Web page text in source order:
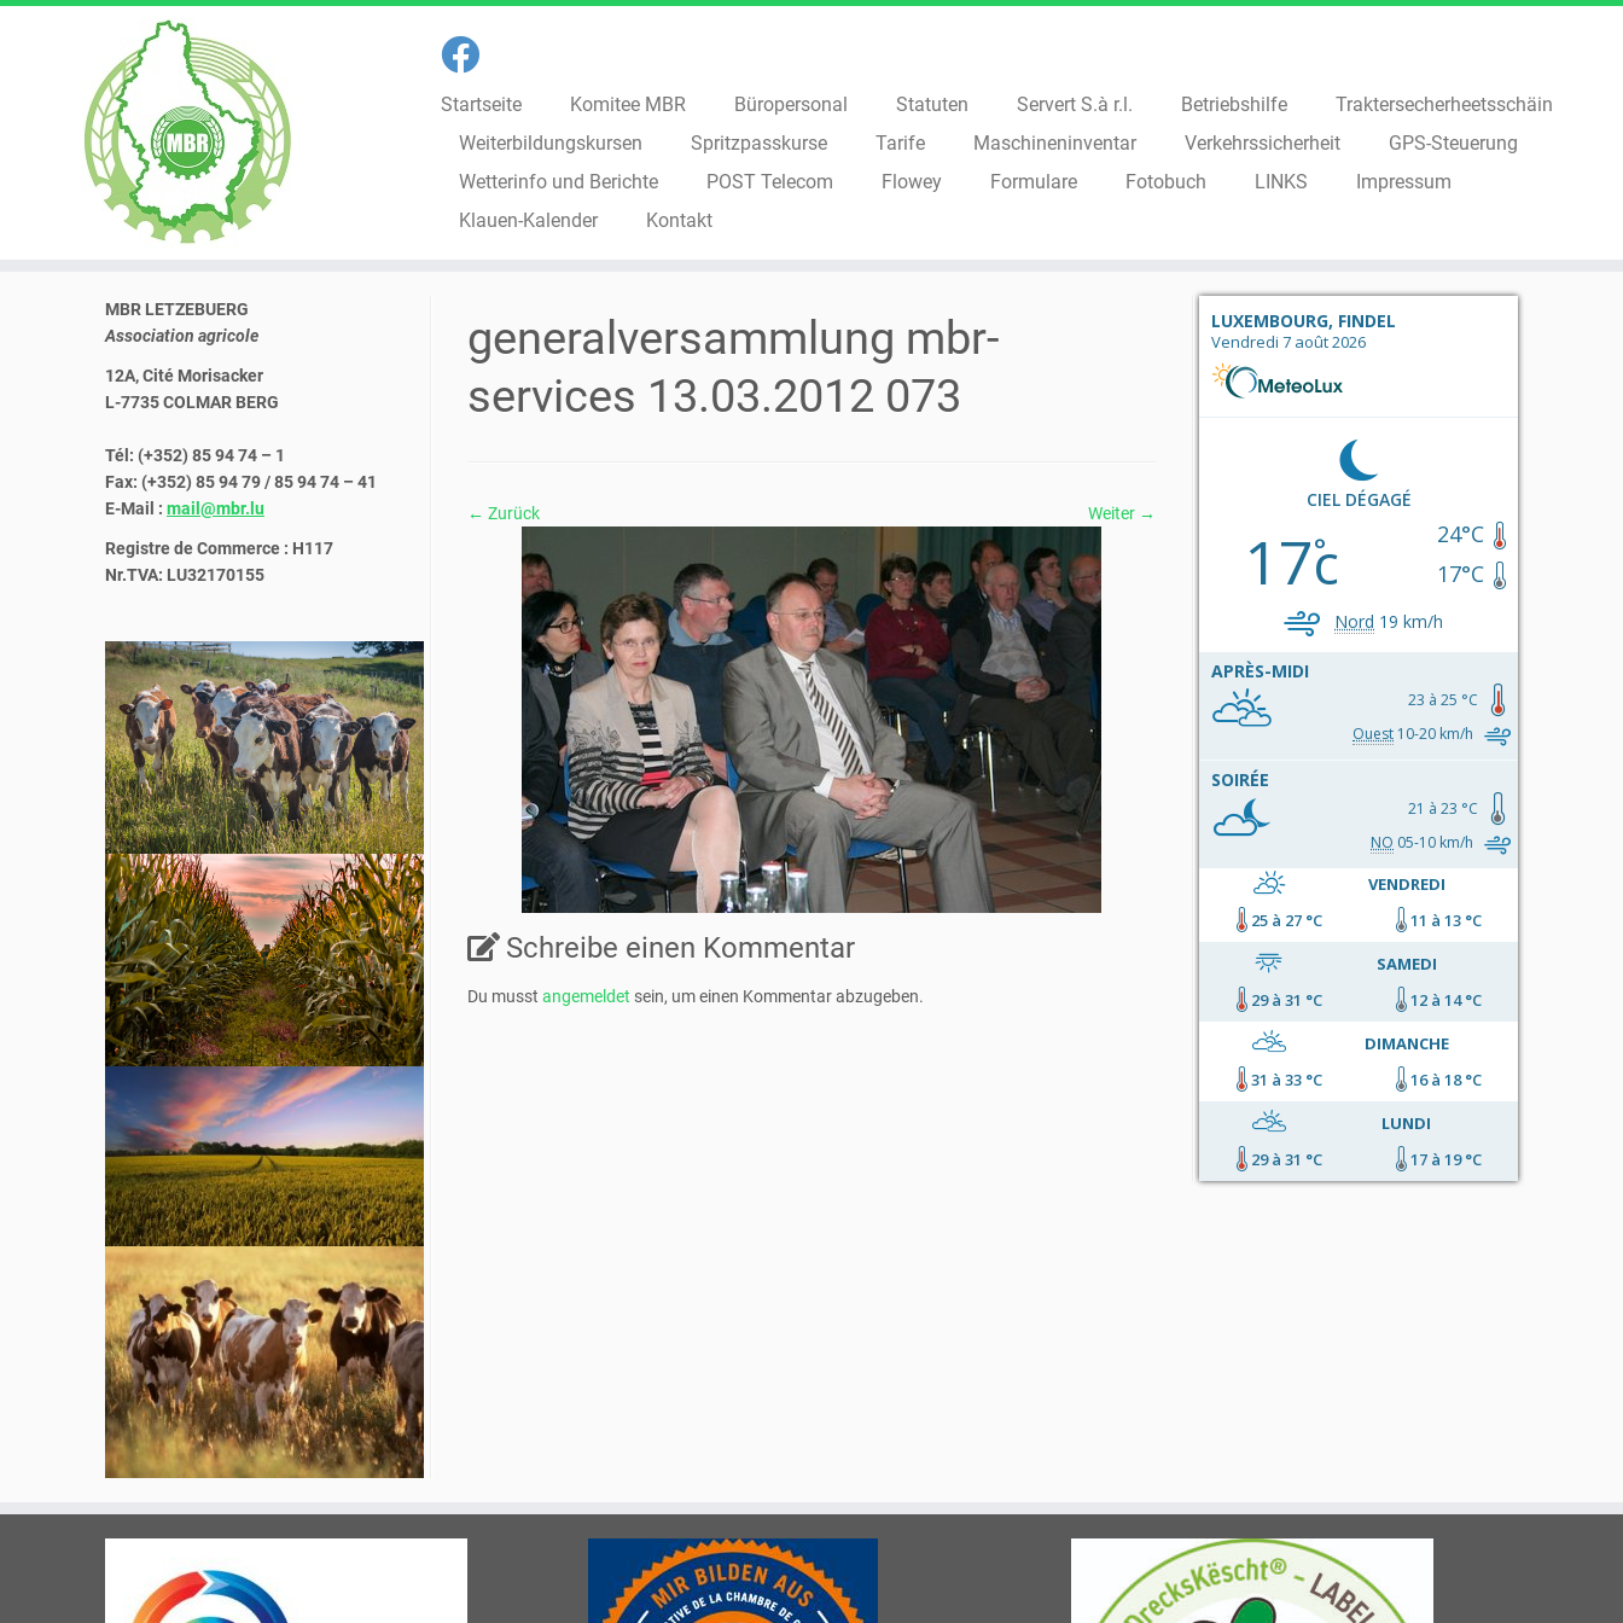
Startseite Komitee MBR Büropersonal Statuten Servert S.à r.l. Betriebshilfe
Traktersecherheetsschäin
Weiterbildungskursen
Spritzpasskurse Tarife Maschineninventar Verkehrssicherheit
GPS-Steuerung
Wetterinfo und Berichte
POST Telecom Flowey Formulare Fotobuch LINKS
Impressum
Klauen-Kalender
Kontakt
MBR LETZEBUERG
Association agricole
12A, Cité Morisacker
L-7735 COLMAR BERG
Tél: (+352) 85 94 74 – 1
Fax: (+352) 85 94 79 / 85 94 74 – 41
E-Mail : mail@mbr.lu
Registre de Commerce : H117
Nr.TVA: LU32170155
generalversammlung mbr-
services 13.03.2012 073
← Zurück Weiter →
Schreibe einen Kommentar
Du musst angemeldet sein, um einen Kommentar abzugeben.
LUXEMBOURG, FINDEL
Vendredi 7 août 2026
CIEL DÉGAGÉ
24°C
17°C
17c
Nord 19 km/h
APRÈS-MIDI
23 à 25 °C
Ouest 10-20 km/h
SOIRÉE
21 à 23 °C
NO 05-10 km/h
VENDREDI
25 à 27 °C
11 à 13 °C
SAMEDI
29 à 31 °C
12 à 14 °C
DIMANCHE
31 à 33 °C
16 à 18 °C
LUNDI
29 à 31 °C
17 à 19 °C